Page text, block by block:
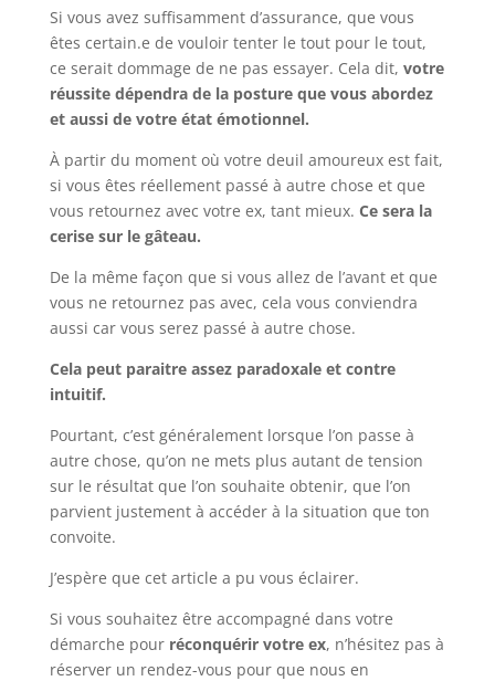
Si vous avez suffisamment d’assurance, que vous
êtes certain.e de vouloir tenter le tout pour le tout,
ce serait dommage de ne pas essayer. Cela dit, votre
réussite dépendra de la posture que vous abordez
et aussi de votre état émotionnel.
À partir du moment où votre deuil amoureux est fait,
si vous êtes réellement passé à autre chose et que
vous retournez avec votre ex, tant mieux. Ce sera la
cerise sur le gâteau.
De la même façon que si vous allez de l’avant et que
vous ne retournez pas avec, cela vous conviendra
aussi car vous serez passé à autre chose.
Cela peut paraitre assez paradoxale et contre
intuitif.
Pourtant, c’est généralement lorsque l’on passe à
autre chose, qu’on ne mets plus autant de tension
sur le résultat que l’on souhaite obtenir, que l’on
parvient justement à accéder à la situation que ton
convoite.
J’espère que cet article a pu vous éclairer.
Si vous souhaitez être accompagné dans votre
démarche pour réconquérir votre ex, n’hésitez pas à
réserver un rendez-vous pour que nous en